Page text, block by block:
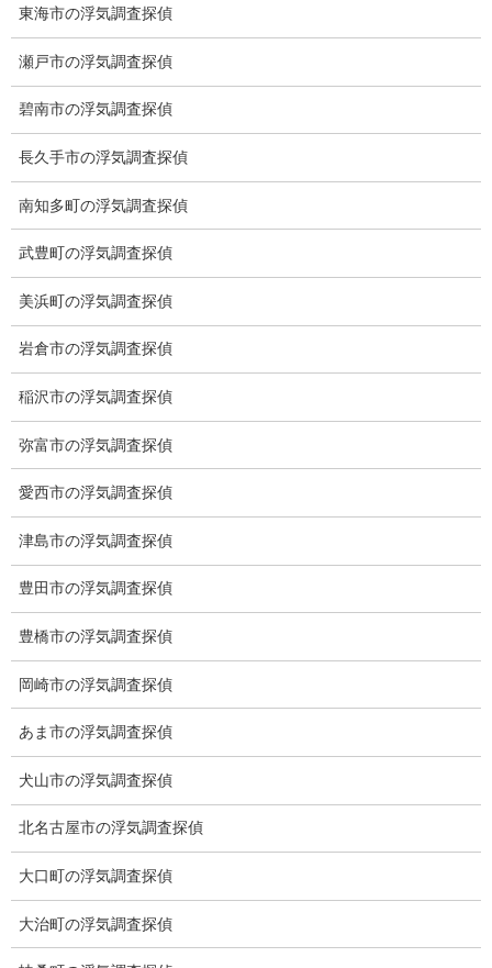
愛知県名古屋市中区栄3-7ｰ4
愛知県名古屋市中区新栄2丁目41-11
ベストビル6B
子供のお迎え、パート、お仕事の都合などで、お時間のない方、
愛知県内でご面談場所のご要望がございましたら、お申し付けく
ださい。
※弊社から24時間以内に返信が無い場合、再度LINE又はお電話を
カテゴリー
メニュー
トップ
東海市の浮気調査探偵
瀬戸市の浮気調査探偵
碧南市の浮気調査探偵
長久手市の浮気調査探偵
南知多町の浮気調査探偵
武豊町の浮気調査探偵
美浜町の浮気調査探偵
岩倉市の浮気調査探偵
稲沢市の浮気調査探偵
弥富市の浮気調査探偵
愛西市の浮気調査探偵
津島市の浮気調査探偵
豊田市の浮気調査探偵
豊橋市の浮気調査探偵
岡崎市の浮気調査探偵
あま市の浮気調査探偵
犬山市の浮気調査探偵
北名古屋市の浮気調査探偵
大口町の浮気調査探偵
大治町の浮気調査探偵